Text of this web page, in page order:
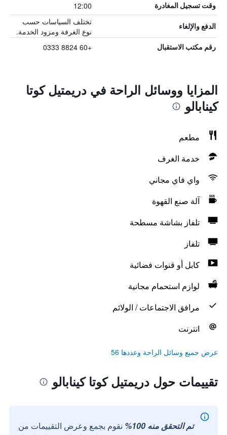
وقت تسجيل المغادرة 12:00
الدفع والإلغاء
تختلف السياسات حسب
نوع الغرفة ومزود الخدمة.
رقم مكتب الاستقبال +60 8824 0333
المزايا ووسائل الراحة في دريمتيل كوتا
كينابالو
مطعم
خدمة الغرف
واي فاي مجاني
آلة صنع القهوة
تلفاز بشاشة مسطحة
تلفاز
كابل أو قنوات فضائية
لوازم استحمام مجانية
مرافق الاجتماعات / الولائم
انترنت
عرض جميع وسائل الراحة وعددها 56
تقييمات حول دريمتيل كوتا كينابالو
تم التحقق منه 100%
نقوم بجمع وعرض التقييمات من